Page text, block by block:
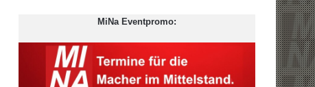
MiNa Eventpromo: